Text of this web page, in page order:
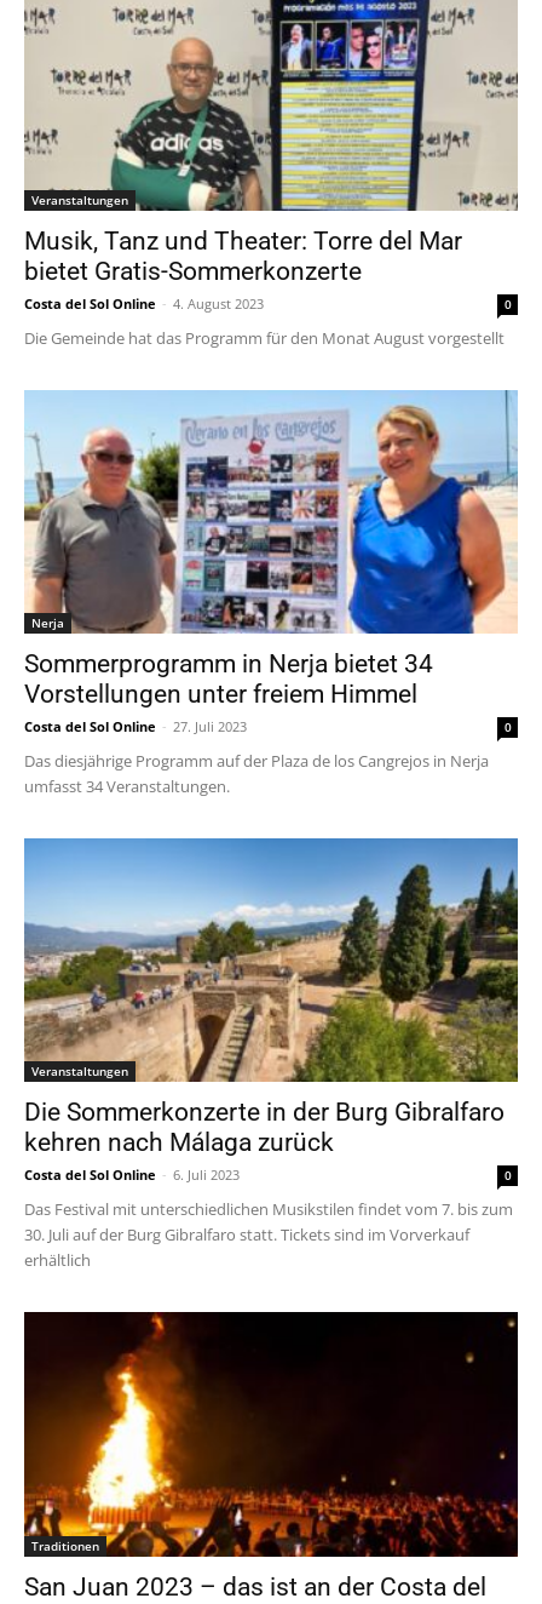
Veranstaltungen
Musik, Tanz und Theater: Torre del Mar
bietet Gratis-Sommerkonzerte
Costa del Sol Online - 4. August 2023 0
Die Gemeinde hat das Programm für den Monat August vorgestellt
Nerja
Sommerprogramm in Nerja bietet 34
Vorstellungen unter freiem Himmel
Costa del Sol Online - 27. Juli 2023 0
Das diesjährige Programm auf der Plaza de los Cangrejos in Nerja
umfasst 34 Veranstaltungen.
Veranstaltungen
Die Sommerkonzerte in der Burg Gibralfaro
kehren nach Málaga zurück
Costa del Sol Online - 6. Juli 2023 0
Das Festival mit unterschiedlichen Musikstilen findet vom 7. bis zum
30. Juli auf der Burg Gibralfaro statt. Tickets sind im Vorverkauf
erhältlich
Traditionen
San Juan 2023 – das ist an der Costa del